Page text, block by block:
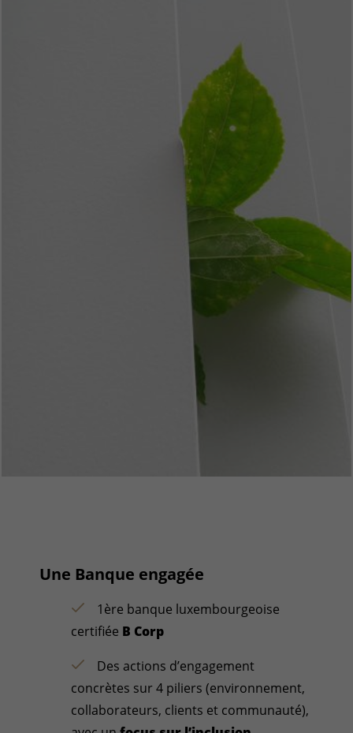
Une Banque engagée
1ère banque luxembourgeoise
certifiée B Corp
Des actions d’engagement
concrètes sur 4 piliers (environnement,
collaborateurs, clients et communauté),